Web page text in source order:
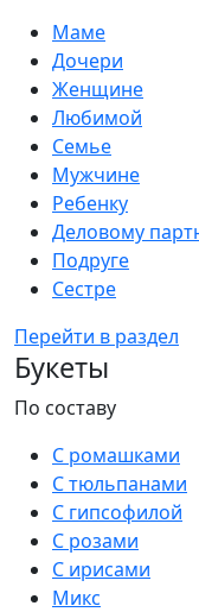
Маме
Дочери
Женщине
Любимой
Семье
Мужчине
Ребенку
Деловому
Подруге
Сестре
Перейти в раздел
Букеты
По составу
С ромашками
С тюльпанами
С гипсофилой
С розами
С ирисами
Микс